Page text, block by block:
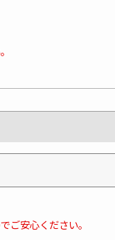
ご安心ください。